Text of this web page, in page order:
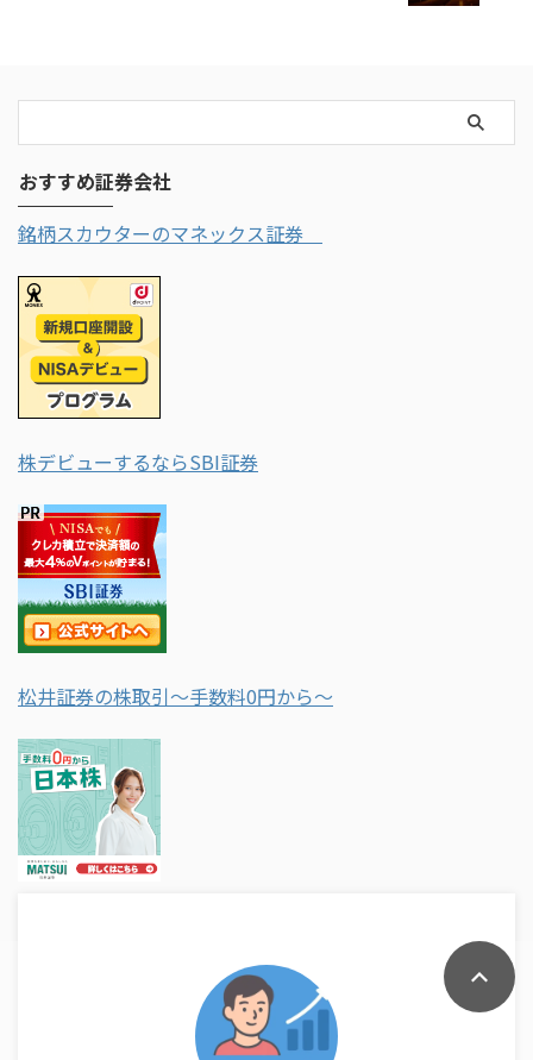
おすすめ証券会社
銘柄スカウターのマネックス証券
株デビューするならSBI証券
松井証券の株取引～手数料0円から～